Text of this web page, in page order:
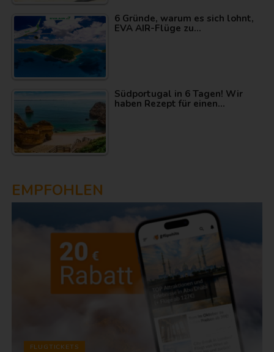
6 Gründe, warum es sich lohnt,
EVA AIR-Flüge zu…
Südportugal in 6 Tagen! Wir
haben Rezept für einen…
EMPFOHLEN
FLUGTICKETS